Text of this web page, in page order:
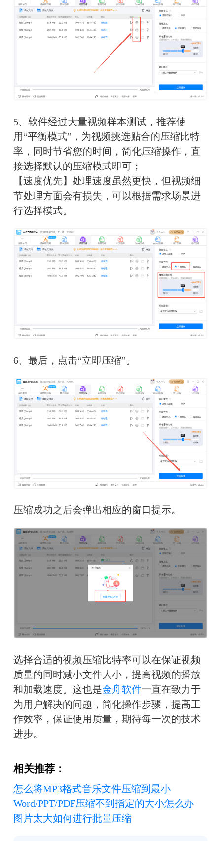
5、软件经过大量视频样本测试，推荐使
用“平衡模式”，为视频挑选贴合的压缩比特
率，同时节省您的时间，简化压缩操作，直
接选择默认的压缩模式即可；
【速度优先】处理速度虽然更快，但视频细
节处理方面会有损失，可以根据需求场景进
行选择模式。
6、最后，点击“立即压缩”。
压缩成功之后会弹出相应的窗口提示。
选择合适的视频压缩比特率可以在保证视频
质量的同时减小文件大小，提高视频的播放
和加载速度。这也是金舟软件一直在致力于
为用户解决的问题，简化操作步骤，提高工
作效率，保证使用质量，期待每一次的技术
进步。
相关推荐：
怎么将MP3格式音乐文件压缩到最小
Word/PPT/PDF压缩不到指定的大小怎么办
图片太大如何进行批量压缩